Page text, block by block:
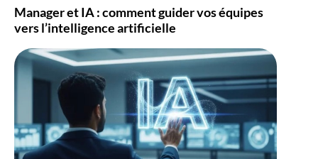
Manager et IA : comment guider vos équipes
vers l’intelligence artificielle